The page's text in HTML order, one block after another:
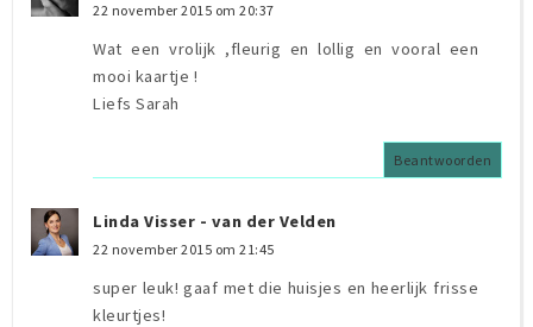
22 november 2015 om 20:37
Wat een vrolijk ,fleurig en lollig en vooral een
mooi kaartje !
Liefs Sarah
Beantwoorden
Linda Visser - van der Velden
22 november 2015 om 21:45
super leuk! gaaf met die huisjes en heerlijk frisse
kleurtjes!